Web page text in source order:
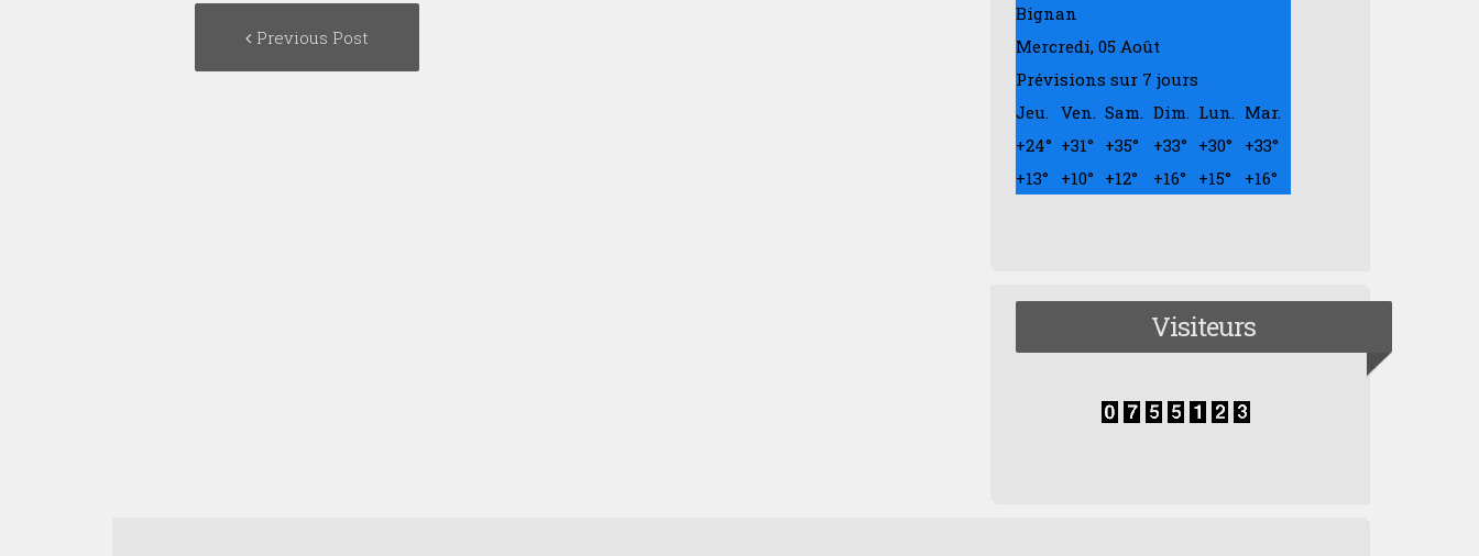
navigation
Previous Post
Bignan
Mercredi, 05 Août
Prévisions sur 7 jours
Jeu. Ven. Sam. Dim. Lun. Mar.
+24° +31° +35° +33° +30° +33°
+13° +10° +12° +16° +15° +16°
Visiteurs